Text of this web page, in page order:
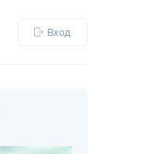
Вход